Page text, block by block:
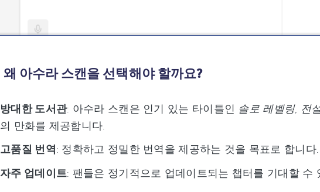
왜 아수라 스캔을 선택해야 할까요?
방대한 도서관: 아수라 스캔은 인기 있는 타이틀인 솔로 레벨링, 전
의 만화를 제공합니다.
고품질 번역: 정확하고 정밀한 번역을 제공하는 것을 목표로 합니다.
자주 업데이트: 팬들은 정기적으로 업데이트되는 챕터를 기대할 수